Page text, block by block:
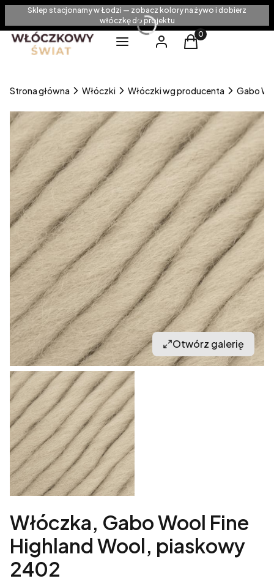
Sklep stacjonarny w Łodzi — zobacz kolory na żywo i dobierz
włóczkę do projektu
Menu
Zaloguj sięProdukty w
Koszyk
Strona główna Włóczki Włóczki wg producenta Gabo
Otwórz galerię
Włóczka, Gabo Wool Fine
Highland Wool, piaskowy
2402